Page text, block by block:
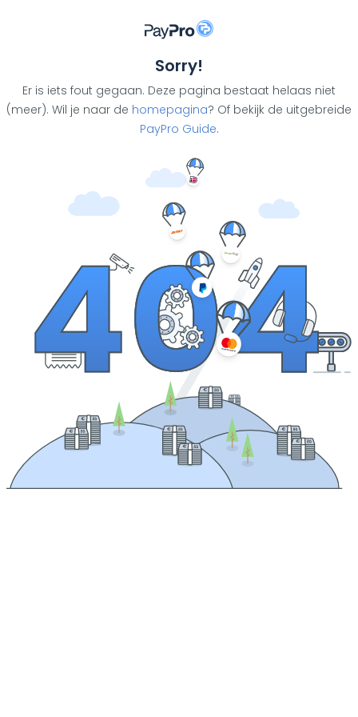
Sorry!
Er is iets fout gegaan. Deze pagina bestaat helaas niet
(meer). Wil je naar de homepagina? Of bekijk de uitgebreide
PayPro Guide.